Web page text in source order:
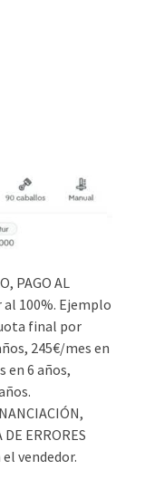
PAGO AL
al 100%. Ejemplo
final por
245€/mes en
en 6 años,
ERRORES
vendedor.